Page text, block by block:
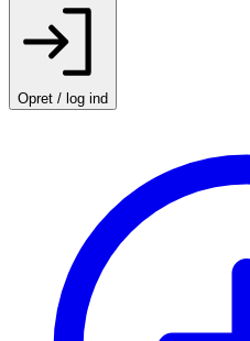
Opret / log ind